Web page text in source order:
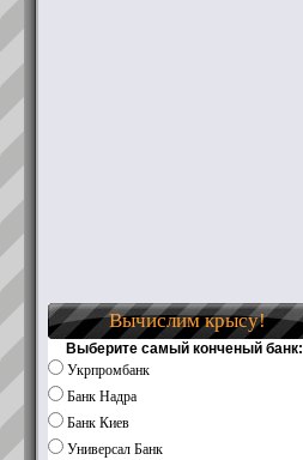
Вычислим крысу!
Выберите самый конченый банк:
Укрпромбанк
Банк Надра
Банк Киев
Универсал Банк